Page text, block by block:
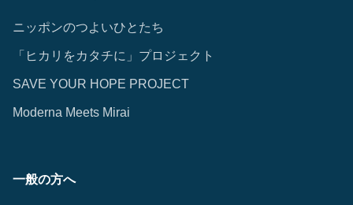
ニッポンのつよいひとたち
「ヒカリをカタチに」プロジェクト
SAVE YOUR HOPE PROJECT
Moderna Meets Mirai
一般の方へ